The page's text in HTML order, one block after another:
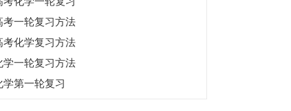
考一轮复习方法
考化学复习方法
学一轮复习方法
学第一轮复习